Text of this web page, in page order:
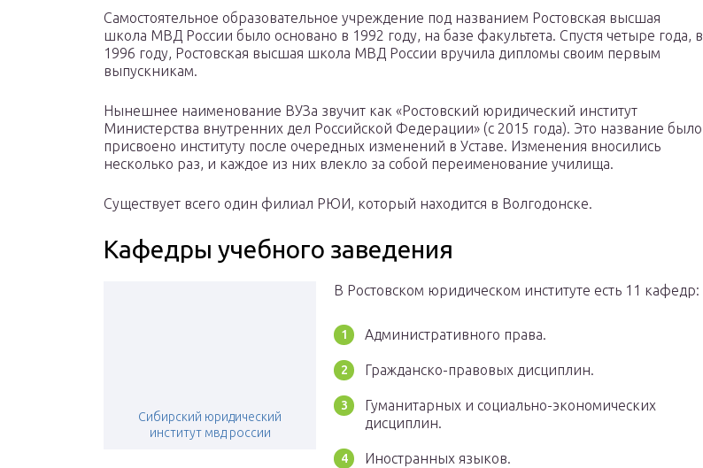
Самостоятельное образовательное учреждение под названием Ростовская высшая
школа МВД России было основано в 1992 году, на базе факультета. Спустя четыре года, в
1996 году, Ростовская высшая школа МВД России вручила дипломы своим первым
выпускникам.
Нынешнее наименование ВУЗа звучит как «Ростовский юридический институт
Министерства внутренних дел Российской Федерации» (с 2015 года). Это название было
присвоено институту после очередных изменений в Уставе. Изменения вносились
несколько раз, и каждое из них влекло за собой переименование училища.
Существует всего один филиал РЮИ, который находится в Волгодонске.
Кафедры учебного заведения
Сибирский юридический
институт мвд россии
В Ростовском юридическом институте есть 11 кафедр:
Административного права.
Гражданско-правовых дисциплин.
Гуманитарных и социально-экономических
дисциплин.
Иностранных языков.